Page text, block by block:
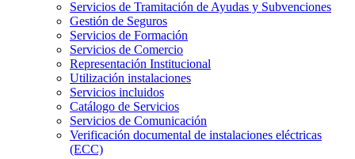
Servicios de Tramitación de Ayudas y Subvenciones
Gestión de Seguros
Servicios de Formación
Servicios de Comercio
Representación Institucional
Utilización instalaciones
Servicios incluidos
Catálogo de Servicios
Servicios de Comunicación
Verificación documental de instalaciones eléctricas
(ECC)